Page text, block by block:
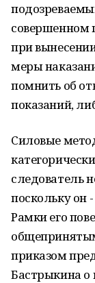
совершенном
при
меры
помнить об
показаний,
Силовые
следователь
поскольку он
Рамки его
приказом
Бастрыкина